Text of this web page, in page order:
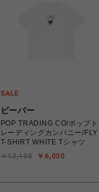
ビーバー
POP TRADING CO/ポップト
レーディングカンパニー/FLY
T-SHIRT WHITE Tシャツ
￥6,050
￥12,100